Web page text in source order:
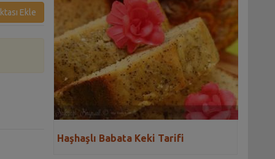
Ekle
Haşhaşlı Babata Keki Tarifi